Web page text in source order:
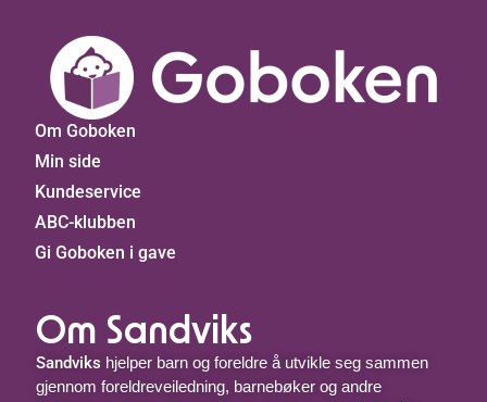
Om Goboken
Min side
Kundeservice
ABC-klubben
Gi Goboken i gave
Om Sandviks
Sandviks hjelper barn og foreldre å utvikle seg sammen
gjennom foreldreveiledning, barnebøker og andre